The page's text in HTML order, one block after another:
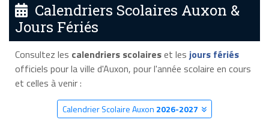
Calendriers Scolaires Auxon &
Jours Fériés
Consultez les calendriers scolaireset les jours fériés
officiels pour la ville d'Auxon, pour l'année scolaire en cours
et celles à venir :
Calendrier Scolaire Auxon 2026-2027